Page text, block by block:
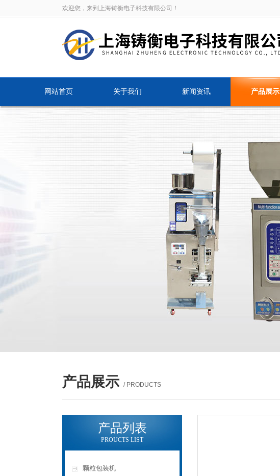
欢迎您，来到上海铸衡电子科技有限公司！
网站首页 关于我们 新闻资讯 产品展示
产品展示 / PRODUCTS
产品列表
PROUCTS LIST
颗粒包装机